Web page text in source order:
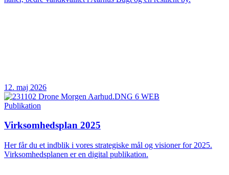
12. maj 2026
Publikation
Virksomhedsplan 2025
Her får du et indblik i vores strategiske mål og visioner for 2025.
Virksomhedsplanen er en digital publikation.